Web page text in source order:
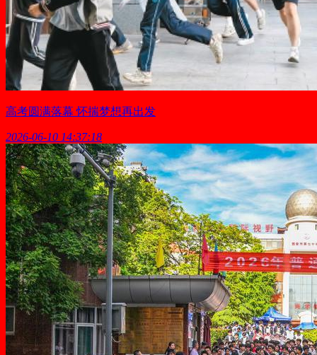
高考圆满落幕 怀揣梦想再出发
2026-06-10 14:37:18